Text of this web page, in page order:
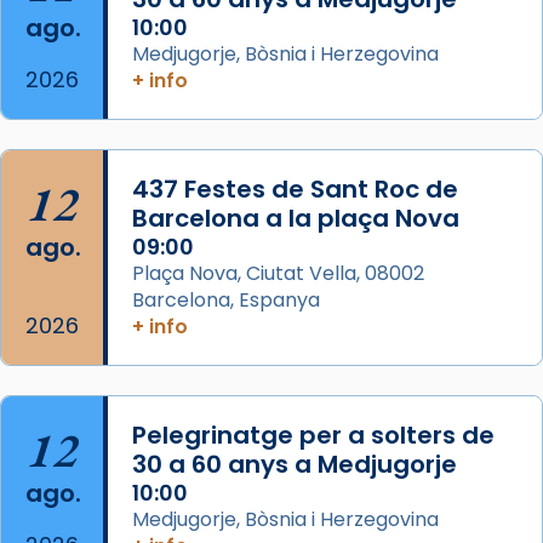
Semproniana (“relatiu a Semprònia =
eterna”) són deixebles seves. I l’any 1667, el
frare Joan Gaspar Roig, afirma en una obra
que les santes són filles de l’antiga Iluro.
Mataró en reivindicarà les relíq
Foto
View on Facebook · Share
ago.
2026
10:00
Medjugorje, Bòsnia i Herzegovina
+ info
12
ago.
2026
437 Festes de Sant Roc de
Barcelona a la plaça Nova
09:00
Plaça Nova, Ciutat Vella, 08002
Barcelona, Espanya
+ info
12
ago.
Pelegrinatge per a solters de
30 a 60 anys a Medjugorje
10:00
Medjugorje, Bòsnia i Herzegovina